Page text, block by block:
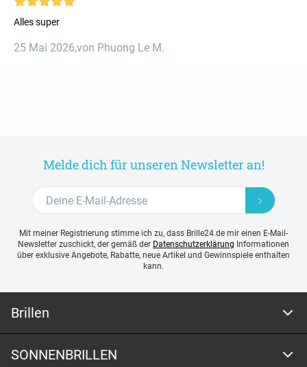
Alles super
25 Mai 2026,von Phuong Le M.
Melde dich für unseren Newsletter an!
Mit meiner Registrierung stimme ich zu, dass Brille24.de mir einen E-Mail-
Newsletter zuschickt, der gemäß der Datenschutzerklärung Informationen
über exklusive Angebote, Rabatte, neue Artikel und Gewinnspiele enthalten
kann.
Brillen
SONNENBRILLEN